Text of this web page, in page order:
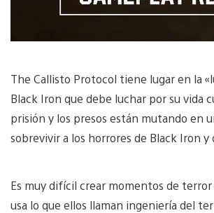
The Callisto Protocol tiene lugar en la
Black Iron que debe luchar por su vida
prisión y los presos están mutando en
sobrevivir a los horrores de Black Iron
Es muy difícil crear momentos de
usa lo que ellos llaman ingeniería del